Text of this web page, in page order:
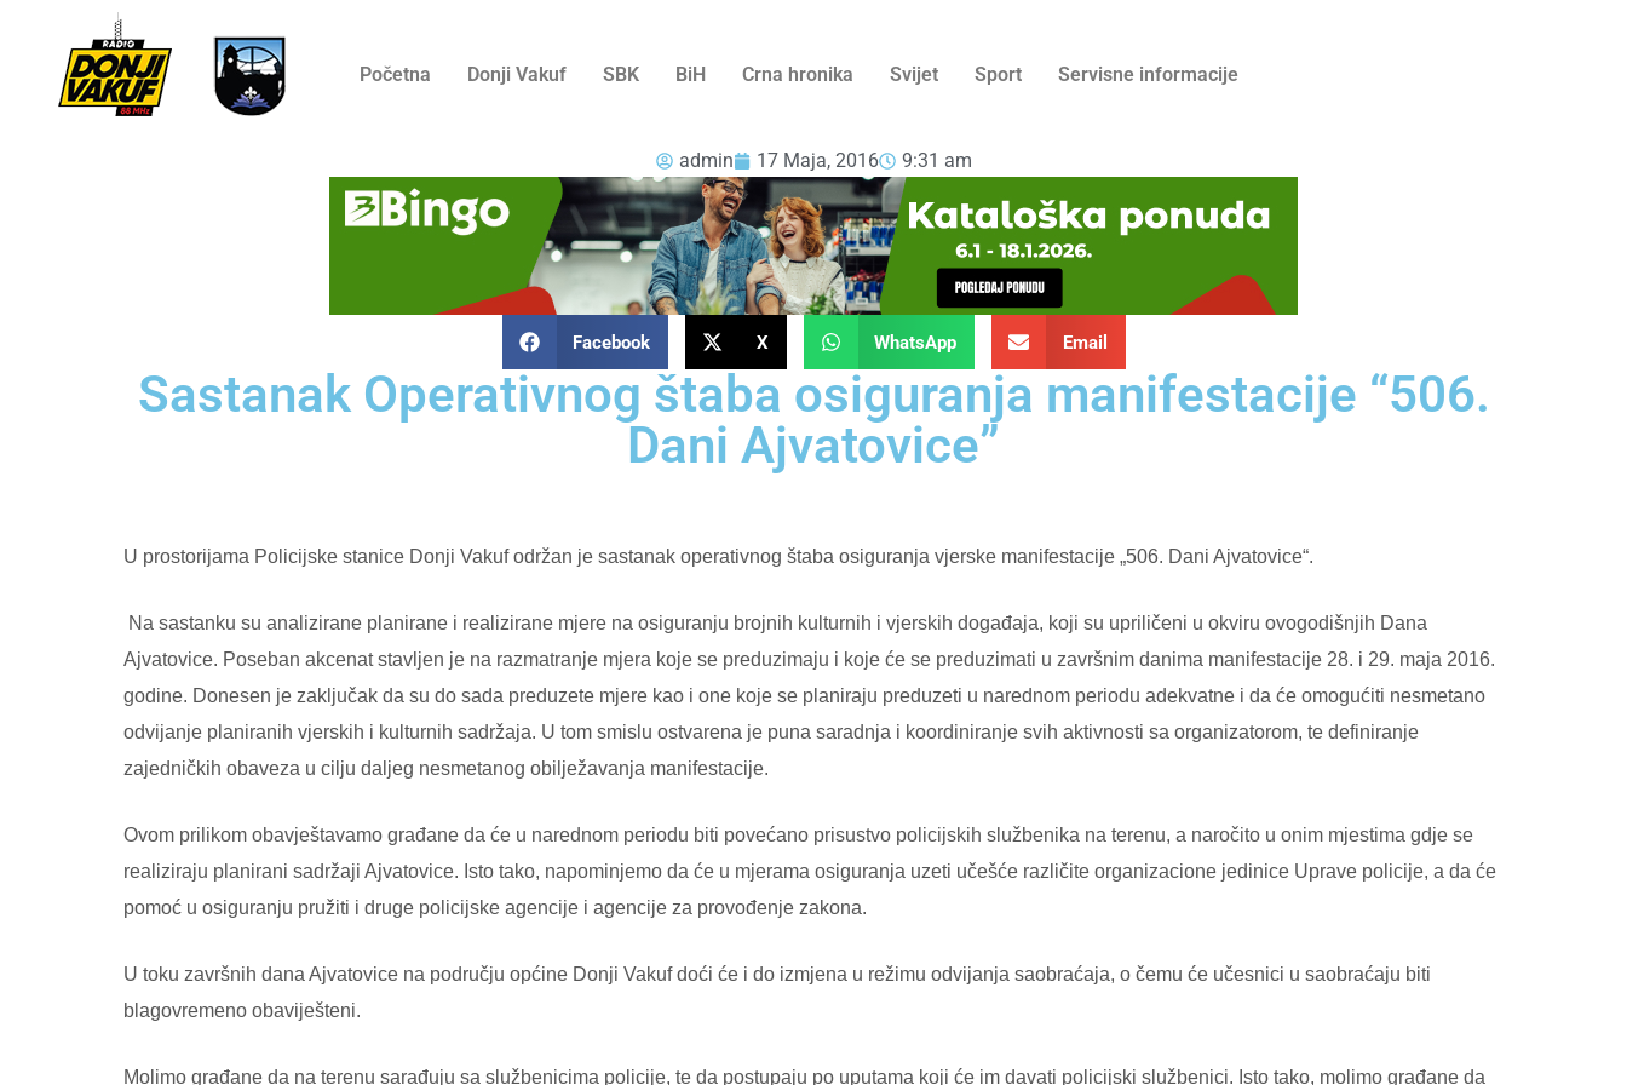
Početna Donji Vakuf SBK BiH Crna hronika Svijet Sport Servisne informacije
admin 17 Maja, 2016 9:31 am
Facebook X WhatsApp Email
Sastanak Operativnog štaba osiguranja manifestacije “506.
Dani Ajvatovice”
U prostorijama Policijske stanice Donji Vakuf održan je sastanak operativnog štaba osiguranja vjerske manifestacije „506. Dani Ajvatovice“.
Na sastanku su analizirane planirane i realizirane mjere na osiguranju brojnih kulturnih i vjerskih događaja, koji su upriličeni u okviru ovogodišnjih Dana
Ajvatovice. Poseban akcenat stavljen je na razmatranje mjera koje se preduzimaju i koje će se preduzimati u završnim danima manifestacije 28. i 29. maja 2016.
godine. Donesen je zaključak da su do sada preduzete mjere kao i one koje se planiraju preduzeti u narednom periodu adekvatne i da će omogućiti nesmetano
odvijanje planiranih vjerskih i kulturnih sadržaja. U tom smislu ostvarena je puna saradnja i koordiniranje svih aktivnosti sa organizatorom, te definiranje
zajedničkih obaveza u cilju daljeg nesmetanog obilježavanja manifestacije.
Ovom prilikom obavještavamo građane da će u narednom periodu biti povećano prisustvo policijskih službenika na terenu, a naročito u onim mjestima gdje se
realiziraju planirani sadržaji Ajvatovice. Isto tako, napominjemo da će u mjerama osiguranja uzeti učešće različite organizacione jedinice Uprave policije, a da će
pomoć u osiguranju pružiti i druge policijske agencije i agencije za provođenje zakona.
U toku završnih dana Ajvatovice na području općine Donji Vakuf doći će i do izmjena u režimu odvijanja saobraćaja, o čemu će učesnici u saobraćaju biti
blagovremeno obaviješteni.
Molimo građane da na terenu sarađuju sa službenicima policije, te da postupaju po uputama koji će im davati policijski službenici. Isto tako, molimo građane da